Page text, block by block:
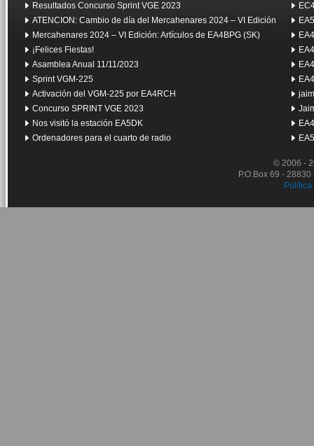
Resultados Concurso Sprint VGE 2023
ATENCION: Cambio de día del Mercahenares 2024 – VI Edición
Mercahenares 2024 – VI Edición: Artículos de EA4BPG (SK)
¡Felices Fiestas!
Asamblea Anual 11/11/2023
Sprint VGM-225
Activación del VGM-225 por EA4RCH
Concurso SPRINT VGE 2023
Nos visitó la estación EA5DK
Ordenadores para el cuarto de radio
© 2006 -
P.O.Box 69 -